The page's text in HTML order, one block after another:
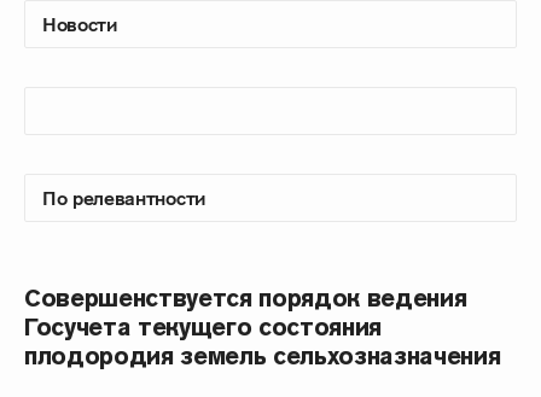
Совершенствуется порядок ведения
Госучета текущего состояния
плодородия земель сельхозназначения